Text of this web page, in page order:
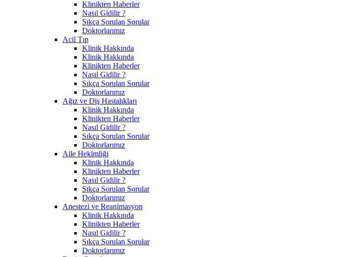
Klinikten Haberler
Nasıl Gidilir ?
Sıkça Sorulan Sorular
Doktorlarımız
Acil Tıp
Klinik Hakkında
Klinik Hakkında
Klinikten Haberler
Nasıl Gidilir ?
Sıkça Sorulan Sorular
Doktorlarımız
Ağız ve Diş Hastalıkları
Klinik Hakkında
Klinikten Haberler
Nasıl Gidilir ?
Sıkça Sorulan Sorular
Doktorlarımız
Aile Hekimliği
Klinik Hakkında
Klinikten Haberler
Nasıl Gidilir ?
Sıkça Sorulan Sorular
Doktorlarımız
Anestezi ve Reanimasyon
Klinik Hakkında
Klinikten Haberler
Nasıl Gidilir ?
Sıkça Sorulan Sorular
Doktorlarımız